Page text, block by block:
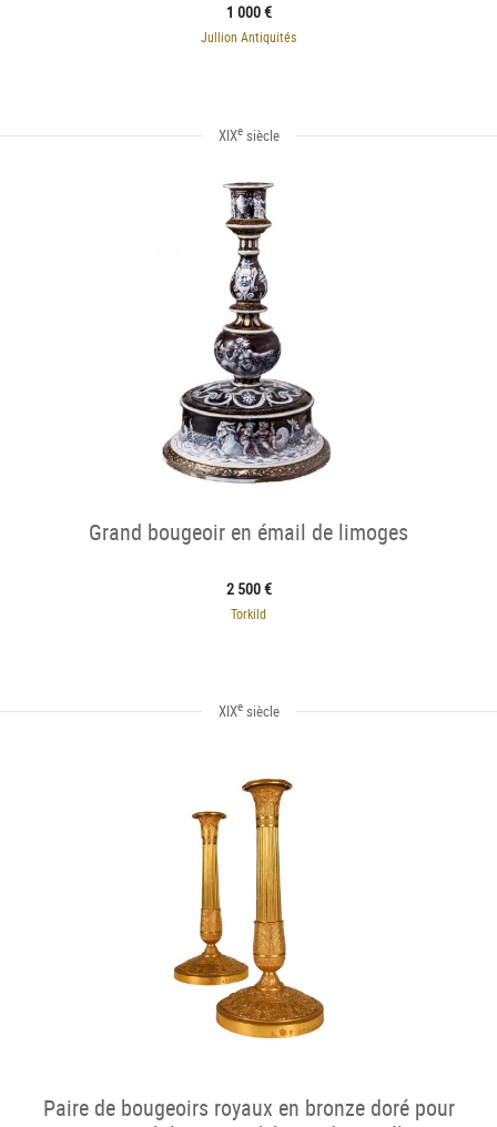
1 000 €
Jullion Antiquités
XIXesiècle
Grand bougeoir en émail de limoges
2 500 €
Torkild
XIXesiècle
Paire de bougeoirs royaux en bronze doré pour